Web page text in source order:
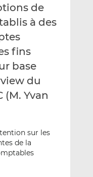
de
à des
fins
base
du
(M. Yvan
sur les
de la